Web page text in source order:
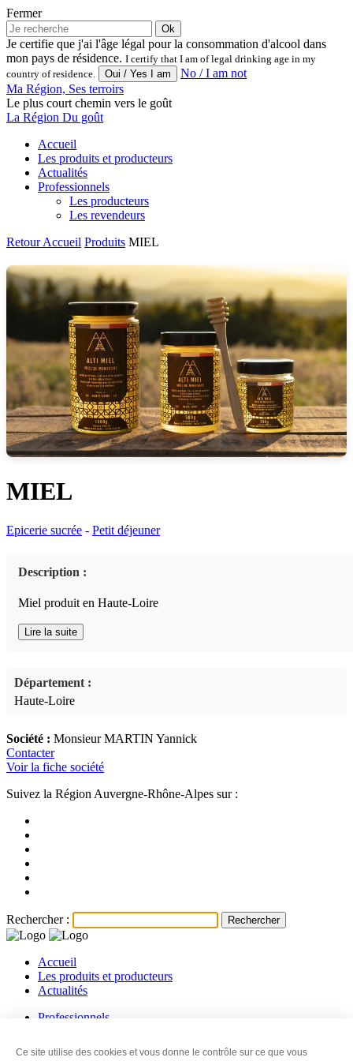
Fermer
Ok
Je certifie que j'ai l'âge légal pour la consommation d'alcool dans
mon pays de résidence. I certify that I am of legal drinking age in my
country of residence.
No / I am not
Ma Région, Ses terroirs
Le plus court chemin vers le goût
La Région Du goût
Accueil
Les produits et producteurs
Actualités
Professionnels
Les producteurs
Les revendeurs
RetourAccueil Produits MIEL
MIEL
Epicerie sucrée - Petit déjeuner
Description :
Miel produit en Haute-Loire
Lire la suite
Département :
Haute-Loire
Société : Monsieur MARTIN Yannick
Contacter
Voir la fiche société
Suivez la Région Auvergne-Rhône-Alpes sur :
Rechercher :
Accueil
Les produits et producteurs
Actualités
Professionnels
Les revendeurs
Ce site utilise des cookies et vous donne le contrôle sur ce que vous